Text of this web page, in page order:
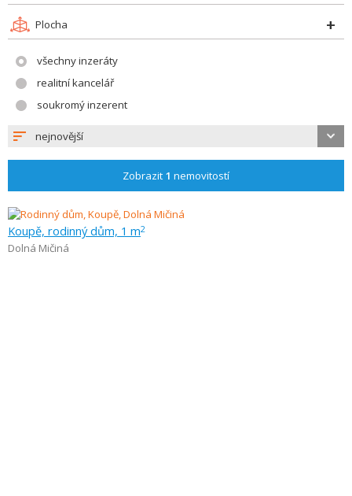
Plocha
všechny inzeráty
realitní kancelář
soukromý inzerent
nejnovější
Zobrazit 1 nemovitostí
Koupě, rodinný dům, 1 m2
Dolná Mičiná